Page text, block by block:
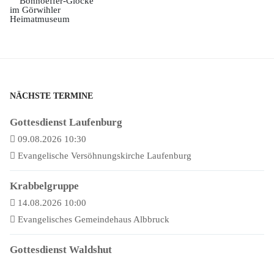
NÄCHSTE TERMINE
Gottesdienst Laufenburg
09.08.2026 10:30
Evangelische Versöhnungskirche Laufenburg
Krabbelgruppe
14.08.2026 10:00
Evangelisches Gemeindehaus Albbruck
Gottesdienst Waldshut